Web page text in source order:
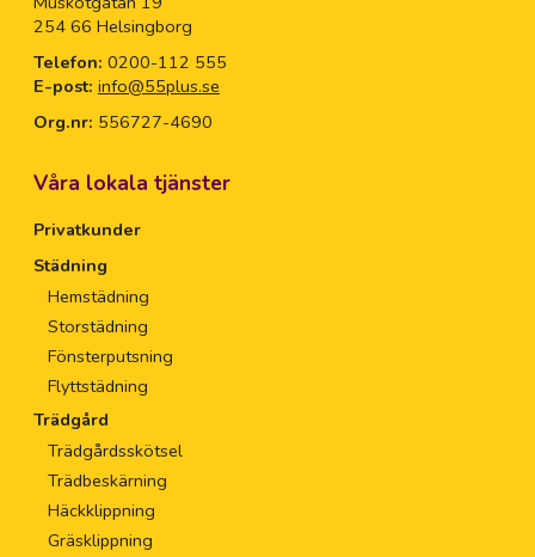
254 66 Helsingborg
Telefon: 0200-112 555
E-post: info@55plus.se
Org.nr: 556727-4690
Våra lokala tjänster
Privatkunder
Städning
Hemstädning
Storstädning
Fönsterputsning
Flyttstädning
Trädgård
Trädgårdsskötsel
Trädbeskärning
Häckklippning
Gräsklippning